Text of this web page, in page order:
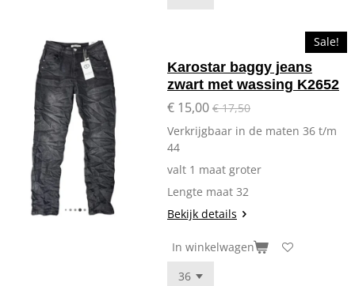
Sale!
Karostar baggy jeans
zwart met wassing K2652
€ 15,00 € 17,50
Verkrijgbaar in de maten 36 t/m
44
valt 1 maat groter
Lengte maat 32
Bekijk details
In winkelwagen